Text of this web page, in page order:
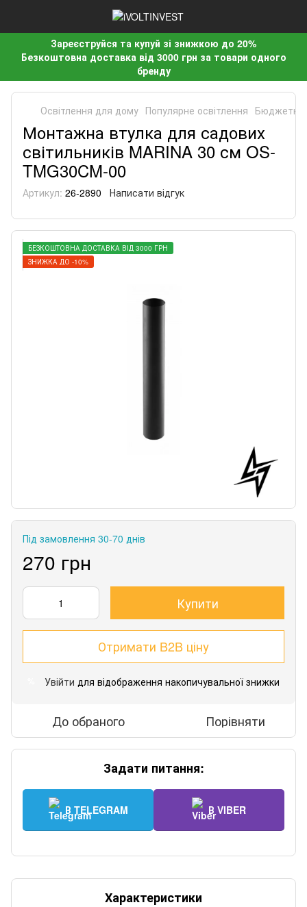
Зареєструйся та купуй зі знижкою до 20%
Безкоштовна доставка від 3000 грн за товари одного
бренду
Освітлення для дому Популярне освітлення Бюджетне
Монтажна втулка для садових
світильників MARINA 30 см OS-
TMG30CM-00
Артикул: 26-2890 Написати відгук
БЕЗКОШТОВНА ДОСТАВКА ВІД 3000 ГРН
ЗНИЖКА ДО -10%
Під замовлення 30-70 днів
270 грн
Купити
Отримати B2B ціну
Увійти для відображення накопичувальної знижки
До обраного Порівняти
Задати питання:
В TELEGRAM В VIBER
Характеристики